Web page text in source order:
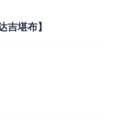
堪布】